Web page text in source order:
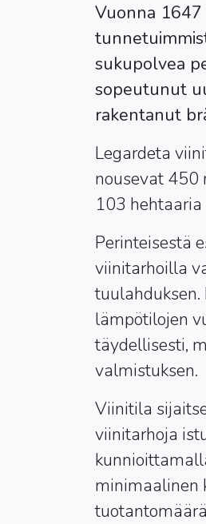
Vuonna
sukupolvea
sopeutunut
rakentanut
Legardeta
nousevat 450
103
Perinteisestä
viinitarhoilla
lämpötilojen
täydellisesti,
valmistuksen.
Viinitila
viinitarhoja
minimaalinen